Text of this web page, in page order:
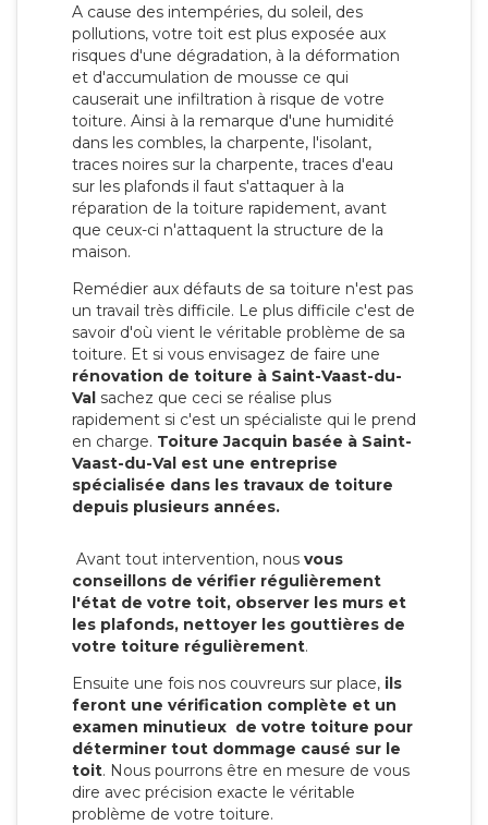
A cause des intempéries, du soleil, des
pollutions, votre toit est plus exposée aux
risques d'une dégradation, à la déformation
et d'accumulation de mousse ce qui
causerait une infiltration à risque de votre
toiture. Ainsi à la remarque d'une humidité
dans les combles, la charpente, l'isolant,
traces noires sur la charpente, traces d'eau
sur les plafonds il faut s'attaquer à la
réparation de la toiture rapidement, avant
que ceux-ci n'attaquent la structure de la
maison.
Remédier aux défauts de sa toiture n'est pas
un travail très difficile. Le plus difficile c'est de
savoir d'où vient le véritable problème de sa
toiture. Et si vous envisagez de faire une
rénovation de toiture à Saint-Vaast-du-
Val sachez que ceci se réalise plus
rapidement si c'est un spécialiste qui le prend
en charge. Toiture Jacquin basée à Saint-
Vaast-du-Val est une entreprise
spécialisée dans les travaux de toiture
depuis plusieurs années.
Avant tout intervention, nous vous
conseillons de vérifier régulièrement
l'état de votre toit, observer les murs et
les plafonds, nettoyer les gouttières de
votre toiture régulièrement.
Ensuite une fois nos couvreurs sur place, ils
feront une vérification complète et un
examen minutieux de votre toiture pour
déterminer tout dommage causé sur le
toit. Nous pourrons être en mesure de vous
dire avec précision exacte le véritable
problème de votre toiture.